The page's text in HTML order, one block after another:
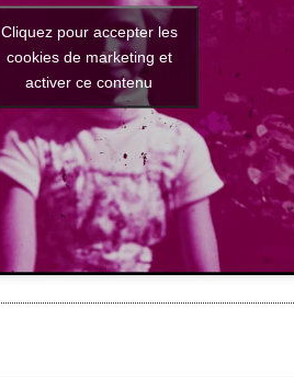
Cliquez pour accepter les
cookies de marketing et
activer ce contenu